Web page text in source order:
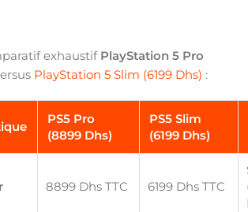
exhaustif PlayStation 5 Pro
PlayStation 5 Slim (6199 Dhs) :
PS5 Pro
(8899 Dhs)
PS5 Slim
(6199 Dhs)
8899 Dhs TTC 6199 Dhs TTC